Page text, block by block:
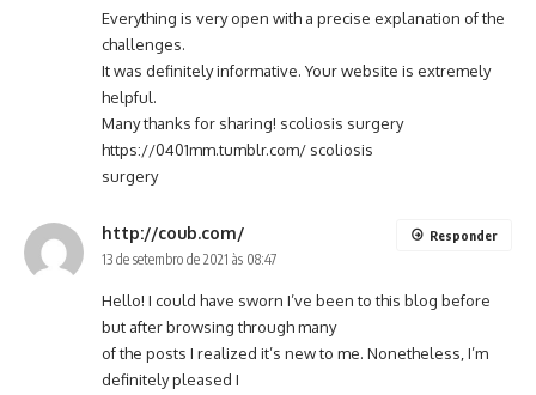
Everything is very open with a precise explanation of the
challenges.
It was definitely informative. Your website is extremely
helpful.
Many thanks for sharing! scoliosis surgery
https://0401mm.tumblr.com/ scoliosis
surgery
http://coub.com/
13 de setembro de 2021 às 08:47
Hello! I could have sworn I’ve been to this blog before
but after browsing through many
of the posts I realized it’s new to me. Nonetheless, I’m
definitely pleased I
Responder